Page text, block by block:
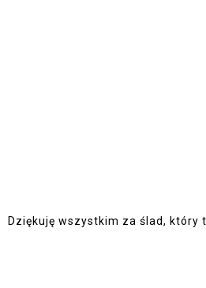
Dziękuję wszystkim za ślad, który